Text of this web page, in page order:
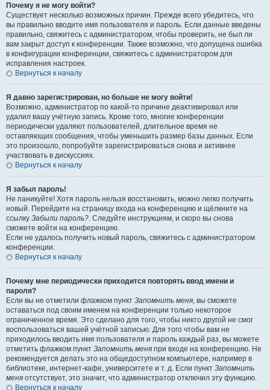
Почему я не могу войти?
Существует несколько возможных причин. Прежде всего убедитесь, что
вы правильно вводите имя пользователя и пароль. Если данные введены
правильно, свяжитесь с администратором, чтобы проверить, не был ли
вам закрыт доступ к конференции. Также возможно, что допущена ошибка
в конфигурации конференции, свяжитесь с администратором для
исправления настроек.
Вернуться к началу
Я давно зарегистрирован, но больше не могу войти!
Возможно, администратор по какой-то причине деактивировал или
удалил вашу учётную запись. Кроме того, многие конференции
периодически удаляют пользователей, длительное время не
оставляющих сообщения, чтобы уменьшить размер базы данных. Если
это произошло, попробуйте зарегистрироваться снова и активнее
участвовать в дискуссиях.
Вернуться к началу
Я забыл пароль!
Не паникуйте! Хотя пароль нельзя восстановить, можно легко получить
новый. Перейдите на страницу входа на конференцию и щёлкните на
ссылку Забыли пароль?. Следуйте инструкциям, и скоро вы снова
сможете войти на конференцию.
Если не удалось получить новый пароль, свяжитесь с администратором
конференции.
Вернуться к началу
Почему мне периодически приходится повторять ввод имени и
пароля?
Если вы не отметили флажком пункт Запомнить меня, вы сможете
оставаться под своим именем на конференции только некоторое
ограниченное время. Это сделано для того, чтобы никто другой не смог
воспользоваться вашей учётной записью. Для того чтобы вам не
приходилось вводить имя пользователя и пароль каждый раз, вы можете
отметить флажком пункт Запомнить меня при входе на конференцию. Не
рекомендуется делать это на общедоступном компьютере, например в
библиотеке, интернет-кафе, университете и т. д. Если пункт Запомнить
меня отсутствует, это значит, что администратор отключил эту функцию.
Вернуться к началу